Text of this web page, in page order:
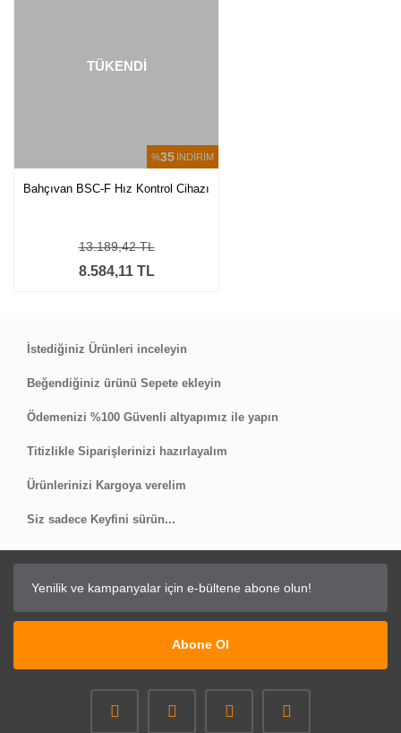
%35 İNDİRİM
TÜKENDİ
Bahçıvan BSC-F Hız Kontrol Cihazı
8.584,11 TL
13.189,42 TL
İstediğiniz Ürünleri inceleyin
Beğendiğiniz ürünü Sepete ekleyin
Ödemenizi %100 Güvenli altyapımız ile yapın
Titizlikle Siparişlerinizi hazırlayalım
Ürünlerinizi Kargoya verelim
Siz sadece Keyfini sürün...
Abone Ol